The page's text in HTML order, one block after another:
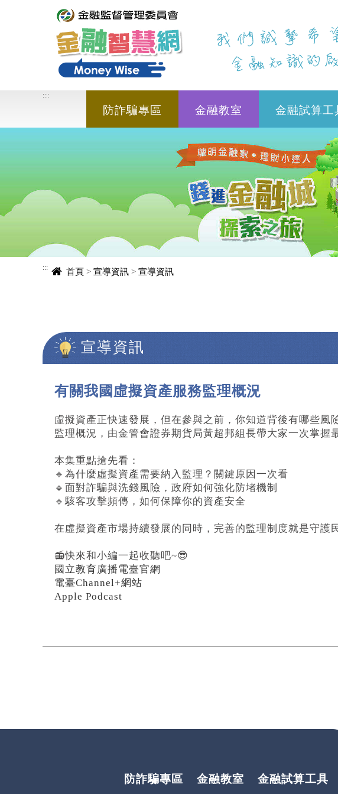
:::
防詐騙專區 金融教室 金融試算工
::: 首頁 > 宣導資訊 > 宣導資訊
宣導資訊
有關我國虛擬資產服務監理概況
虛擬資產正快速發展，但在參與之前，你知道背後有哪些
監理概況，由金管會證券期貨局黃超邦組長帶大家一次掌握
本集重點搶先看：
🔹為什麼虛擬資產需要納入監理？關鍵原因一次看
🔹面對詐騙與洗錢風險，政府如何強化防堵機制
🔹駭客攻擊頻傳，如何保障你的資產安全
在虛擬資產市場持續發展的同時，完善的監理制度就是守
📻快來和小編一起收聽吧~😎
國立教育廣播電臺官網
電臺Channel+網站
Apple Podcast
防詐騙專區 金融教室 金融試算工具